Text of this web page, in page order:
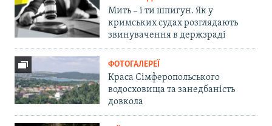
Мить – і ти шпигун. Як у
кримських судах розглядають
звинувачення в держзраді
ФОТОГАЛЕРЕЇ
Краса Сімферопольського
водосховища та занедбаність
довкола